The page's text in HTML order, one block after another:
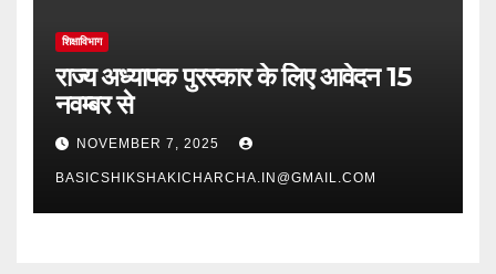
शिक्षाविभाग
राज्य अध्यापक पुरस्कार के लिए आवेदन 15
नवम्बर से
NOVEMBER 7, 2025
BASICSHIKSHAKICHARCHA.IN@GMAIL.COM